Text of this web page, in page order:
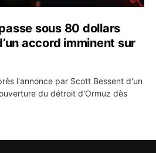
sous 80 dollars
accord imminent sur
l'annonce par Scott Bessent d'un
du détroit d'Ormuz dès